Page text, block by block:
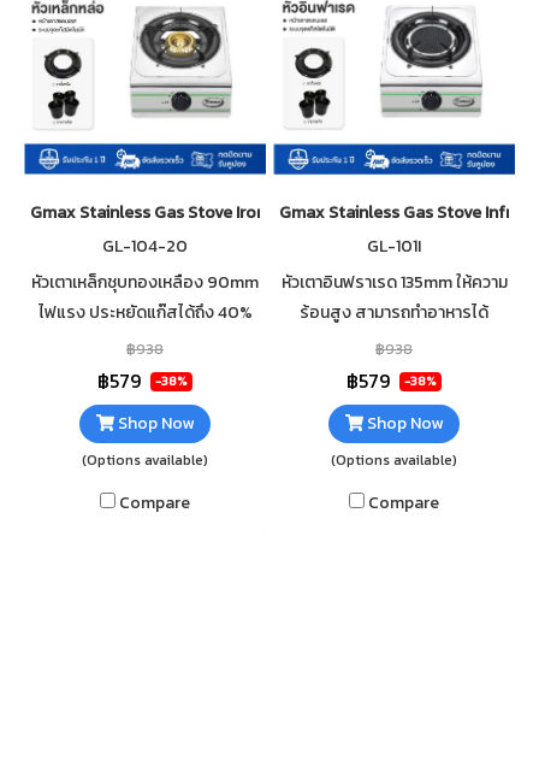
Gmax Stainless Gas Stove Iron Burner GL-104-20
GL-104-20
หัวเตาเหล็กชุบทองเหลือง 90mm
ไฟแรง ประหยัดแก๊สได้ถึง 40%
หัวเตาเหล็ก ให้ความร้อนสูง
สามารถทำอาหารได้รวดเร็ว
ทำความสะอาดง่าย
฿938
฿579 -38%
Shop Now
(Options available)
Compare
Gmax Stainless Gas Stove
GL-101I
หัวเตาอินฟราเรด 135mm ให้ความ
ร้อนสูง สามารถทำอาหารได้
รวดเร็ว วัสดุตัวเตาสแตนเลส
แข็งแรง ทนทาน ไม่เป็นสนิม
ทำความสะอาดง่าย
฿938
฿579 -38%
Shop Now
(Options available)
Compare